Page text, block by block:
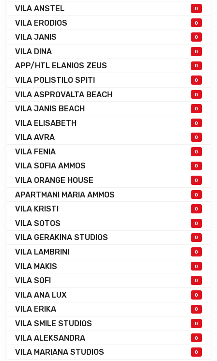
VILA ANSTEL 0
VILA ERODIOS 0
VILA JANIS 0
VILA DINA 0
APP/HTL ELANIOS ZEUS 0
VILA POLISTILO SPITI 0
VILA ASPROVALTA BEACH 0
VILA JANIS BEACH 0
VILA ELISABETH 0
VILA AVRA 0
VILA FENIA 0
VILA SOFIA AMMOS 0
VILA ORANGE HOUSE 0
APARTMANI MARIA AMMOS 0
VILA KRISTI 0
VILA SOTOS 0
VILA GERAKINA STUDIOS 0
VILA LAMBRINI 0
VILA MAKIS 0
VILA SOFI 0
VILA ANA LUX 0
VILA ERIKA 0
VILA SMILE STUDIOS 0
VILA ALEKSANDRA 0
VILA MARIANA STUDIOS 0